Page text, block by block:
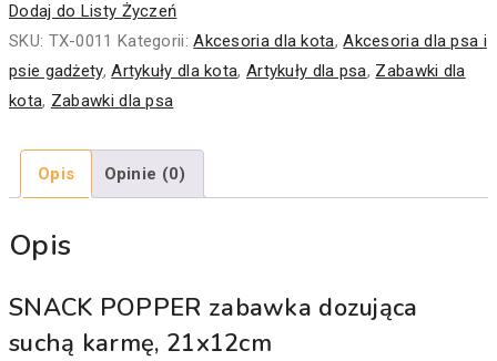
Dodaj do Listy Życzeń
SKU: TX-0011 Kategorii:Akcesoria dla kota,Akcesoria dla psa i
psie gadżety,Artykuły dla kota, Artykuły dla psa, Zabawki dla
kota, Zabawki dla psa
Opis Opinie (0)
Opis
SNACK POPPER zabawka dozująca
suchą karmę, 21x12cm